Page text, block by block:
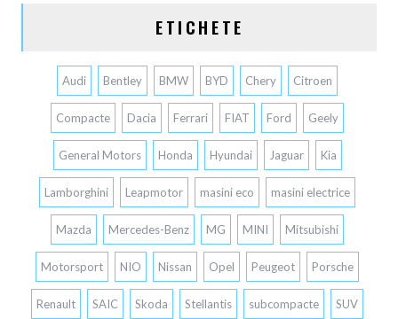
ETICHETE
Audi Bentley BMW BYD Chery Citroen
Compacte Dacia Ferrari FIAT Ford Geely
General Motors Honda Hyundai Jaguar Kia
Lamborghini Leapmotor masini eco masini electrice
Mazda Mercedes-Benz MG MINI Mitsubishi
Motorsport NIO Nissan Opel Peugeot Porsche
Renault SAIC Skoda Stellantis subcompacte SUV